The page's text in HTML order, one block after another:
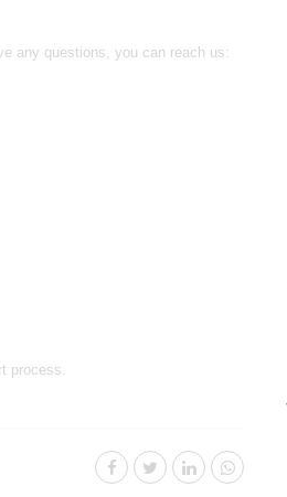
any questions, you can reach us:
process.